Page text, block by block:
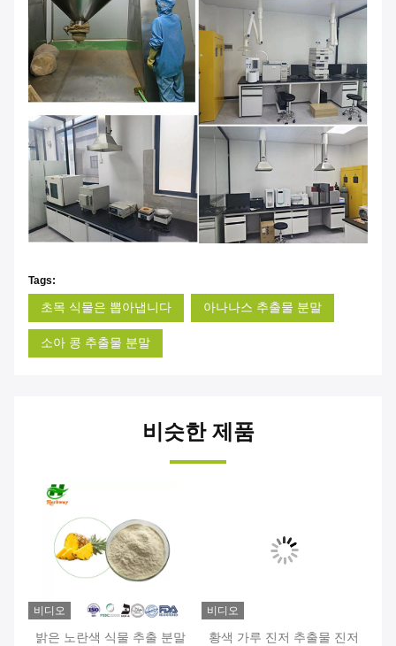
Tags:
초목 식물은 뽑아냅니다 아나나스 추출물 분말
소아 콩 추출물 분말
비슷한 제품
비디오
밝은 노란색 식물 추출 분말
비디오
황색 가루 진저 추출물 진저